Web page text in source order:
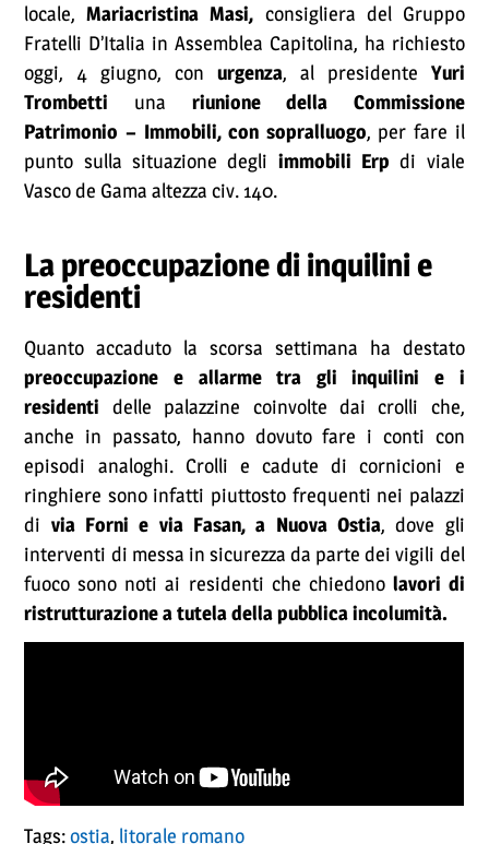
locale,Mariacristina Masi, consigliera del Gruppo
Fratelli D’Italia in Assemblea Capitolina, ha richiesto
oggi, 4 giugno, con urgenza, al presidente Yuri
Trombetti una riunione della Commissione
Patrimonio – Immobili, con sopralluogo, per fare il
punto sulla situazione degli immobili Erp di viale
Vasco de Gama altezza civ. 140.
La preoccupazione di inquilini e
residenti
Quanto accaduto la scorsa settimana ha destato
preoccupazione e allarme tra gli inquilini e i
residenti delle palazzine coinvolte dai crolli che,
anche in passato, hanno dovuto fare i conti con
episodi analoghi. Crolli e cadute di cornicioni e
ringhiere sono infatti piuttosto frequenti nei palazzi
di via Forni e via Fasan, a Nuova Ostia, dove gli
interventi di messa in sicurezza da parte dei vigili del
fuoco sono noti ai residenti che chiedonolavori di
ristrutturazione a tutela della pubblica incolumità.
Tags:ostia, litorale romano